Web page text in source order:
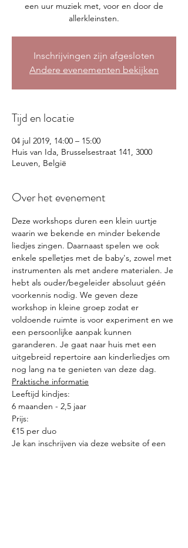
een uur muziek met, voor en door de
allerkleinsten.
Inschrijvingen zijn afgesloten
Andere evenementen bekijken
Tijd en locatie
04 jul 2019, 14:00 – 15:00
Huis van Ida, Brusselsestraat 141, 3000
Leuven, België
Over het evenement
Deze workshops duren een klein uurtje
waarin we bekende en minder bekende
liedjes zingen. Daarnaast spelen we ook
enkele spelletjes met de baby's, zowel met
instrumenten als met andere materialen. Je
hebt als ouder/begeleider absoluut géén
voorkennis nodig. We geven deze
workshop in kleine groep zodat er
voldoende ruimte is voor experiment en we
een persoonlijke aanpak kunnen
garanderen. Je gaat naar huis met een
uitgebreid repertoire aan kinderliedjes om
nog lang na te genieten van deze dag.
Praktische informatie
Leeftijd kindjes:
6 maanden - 2,5 jaar
Prijs:
€15 per duo
Je kan inschrijven via deze website of een